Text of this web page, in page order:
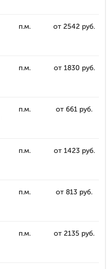
п.м. от 2542 руб.
п.м. от 1830 руб.
п.м. от 661 руб.
п.м. от 1423 руб.
п.м. от 813 руб.
п.м. от 2135 руб.